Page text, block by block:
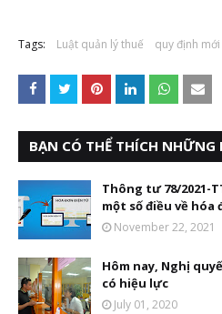
Tags: Luật quản lý thuế quy định mới
BẠN CÓ THỂ THÍCH
Thông tư 78/2021-
một số điều về hóa
November 22, 2021
Hôm nay, Nghị
có hiệu lực
July 01, 2020